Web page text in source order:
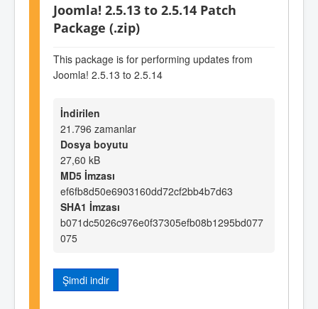
Joomla! 2.5.13 to 2.5.14 Patch
Package (.zip)
This package is for performing updates from
Joomla! 2.5.13 to 2.5.14
İndirilen
21.796 zamanlar
Dosya boyutu
27,60 kB
MD5 İmzası
ef6fb8d50e6903160dd72cf2bb4b7d63
SHA1 İmzası
b071dc5026c976e0f37305efb08b1295bd077
075
Şimdi indir